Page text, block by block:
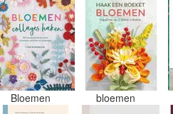
Bloemen bloemen